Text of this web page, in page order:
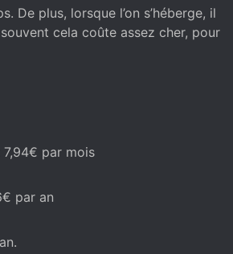
plus, lorsque l’on s’héberge, il
cela coûte assez cher, pour
par mois
par an